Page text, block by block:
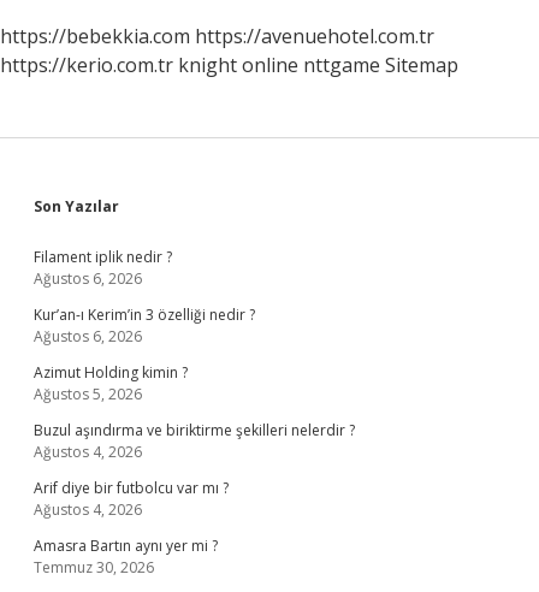
https://bebekkia.com https://avenuehotel.com.tr
https://kerio.com.tr knight online nttgame Sitemap
Sidebar
Son Yazılar
Filament iplik nedir ?
Ağustos 6, 2026
Kur’an-ı Kerim’in 3 özelliği nedir ?
Ağustos 6, 2026
Azimut Holding kimin ?
Ağustos 5, 2026
Buzul aşındırma ve biriktirme şekilleri nelerdir ?
Ağustos 4, 2026
Arif diye bir futbolcu var mı ?
Ağustos 4, 2026
Amasra Bartın aynı yer mi ?
Temmuz 30, 2026